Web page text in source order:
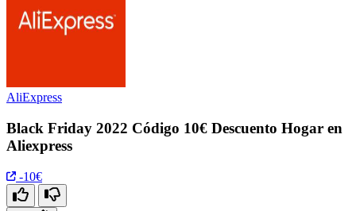
AliExpress
Black Friday 2022 Código 10€ Descuento Hogar en
Aliexpress
-10€